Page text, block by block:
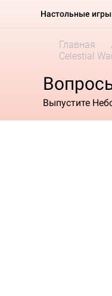
Настольные игры
Главная
Celestial
Выпустите